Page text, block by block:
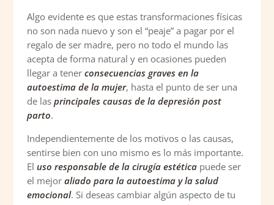
Algo evidente es que estas transformaciones físicas
no son nada nuevo y son el “peaje” a pagar por el
regalo de ser madre, pero no todo el mundo las
acepta de forma natural y en ocasiones pueden
llegar a tener consecuencias graves en la
autoestima de la mujer, hasta el punto de ser una
de las principales causas de la depresión post
parto.
Independientemente de los motivos o las causas,
sentirse bien con uno mismo es lo más importante.
El uso responsable de la cirugía estéticapuede ser
el mejor aliado para la autoestima y la salud
emocional. Si deseas cambiar algún aspecto de tu